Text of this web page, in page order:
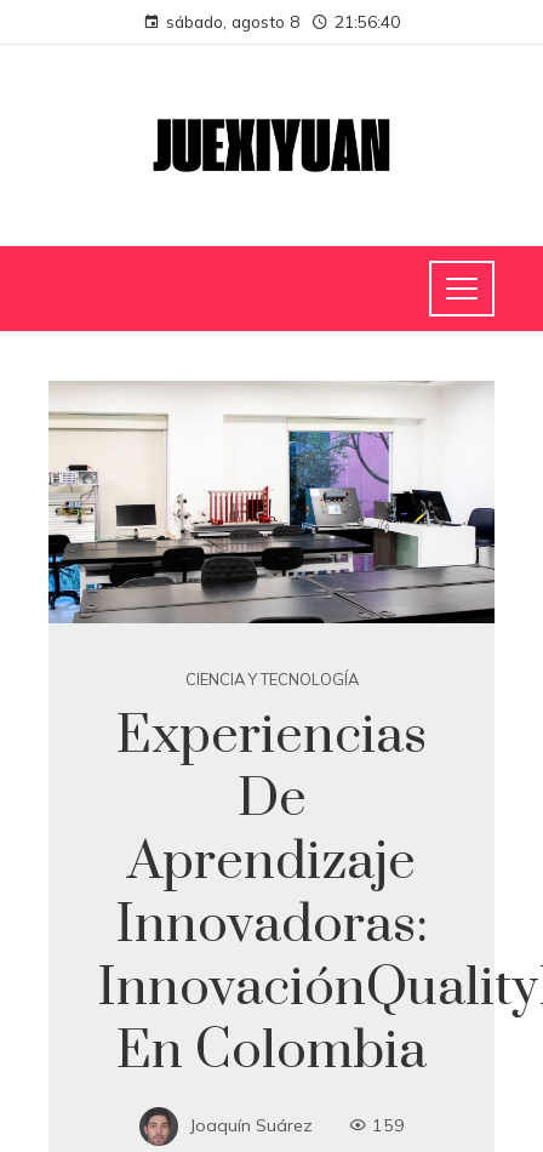
sábado, agosto 8 21:56:41
CIENCIA Y TECNOLOGÍA
Experiencias
De
Aprendizaje
Innovadoras:
En Colombia
Joaquín Suárez 159